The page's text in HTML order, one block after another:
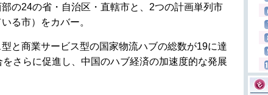
の24の省・自治区・直轄市と、2つの計画単列市
る市）をカバー。
と商業サービス型の国家物流ハブの総数が19に達
さらに促進し、中国のハブ経済の加速度的な発展